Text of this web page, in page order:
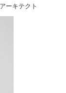
ーキテクト